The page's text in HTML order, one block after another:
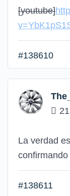
[youtube]
#138610
La verdad
#138611